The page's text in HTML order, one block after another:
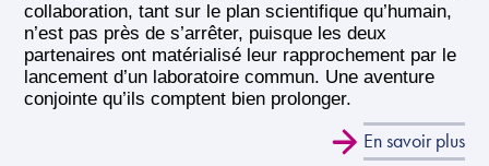
collaboration, tant sur le plan scientifique qu’humain,
n’est pas près de s’arrêter, puisque les deux
partenaires ont matérialisé leur rapprochement par le
lancement d’un laboratoire commun. Une aventure
conjointe qu’ils comptent bien prolonger.
En savoir plus